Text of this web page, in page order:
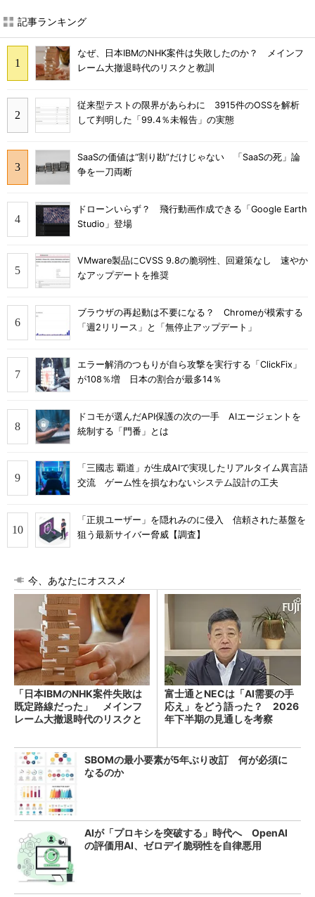
記事ランキング
なぜ、日本IBMのNHK案件は失敗したのか？ メインフ
レーム大撤退時代のリスクと教訓
従来型テストの限界があらわに 3915件のOSSを解析
して判明した「99.4％未報告」の実態
SaaSの価値は“割り勘”だけじゃない 「SaaSの死」論
争を一刀両断
ドローンいらず？ 飛行動画作成できる「Google Earth
Studio」登場
VMware製品にCVSS 9.8の脆弱性、回避策なし 速やか
なアップデートを推奨
ブラウザの再起動は不要になる？ Chromeが模索する
「週2リリース」と「無停止アップデート」
エラー解消のつもりが自ら攻撃を実行する「ClickFix」
が108％増 日本の割合が最多14％
ドコモが選んだAPI保護の次の一手 AIエージェントを
統制する「門番」とは
「三國志 覇道」が生成AIで実現したリアルタイム異言語
交流 ゲーム性を損なわないシステム設計の工夫
「正規ユーザー」を隠れみのに侵入 信頼された基盤を
狙う最新サイバー脅威【調査】
今、あなたにオススメ
「日本IBMのNHK案件失敗は
既定路線だった」 メインフ
レーム大撤退時代のリスクと
富士通とNECは「AI需要の手
応え」をどう語った？ 2026
年下半期の見通しを考察
SBOMの最小要素が5年ぶり改訂 何が必須に
なるのか
AIが「プロキシを突破する」時代へ OpenAI
の評価用AI、ゼロデイ脆弱性を自律悪用